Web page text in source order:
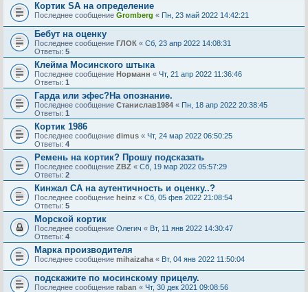
Кортик SA на определение
Последнее сообщение Gromberg « Пн, 23 май 2022 14:42:21
Бебут на оценку
Последнее сообщение ГЛОК « Сб, 23 апр 2022 14:08:31
Ответы: 5
Клейма Мосинского штыка
Последнее сообщение Норманн « Чт, 21 апр 2022 11:36:46
Ответы: 1
Гарда или эфес?На опознание.
Последнее сообщение Станислав1984 « Пн, 18 апр 2022 20:38:45
Ответы: 1
Кортик 1986
Последнее сообщение dimus « Чт, 24 мар 2022 06:50:25
Ответы: 4
Ремень на кортик? Прошу подсказать
Последнее сообщение ZBZ « Сб, 19 мар 2022 05:57:29
Ответы: 2
Кинжал СА на аyтентичность и оценкy..?
Последнее сообщение heinz « Сб, 05 фев 2022 21:08:54
Ответы: 5
Морской кортик
Последнее сообщение Олегич « Вт, 11 янв 2022 14:30:47
Ответы: 4
Марка производителя
Последнее сообщение mihaizaha « Вт, 04 янв 2022 11:50:04
подскажите по мосинскому прицелу.
Последнее сообщение raban « Чт, 30 дек 2021 09:08:56